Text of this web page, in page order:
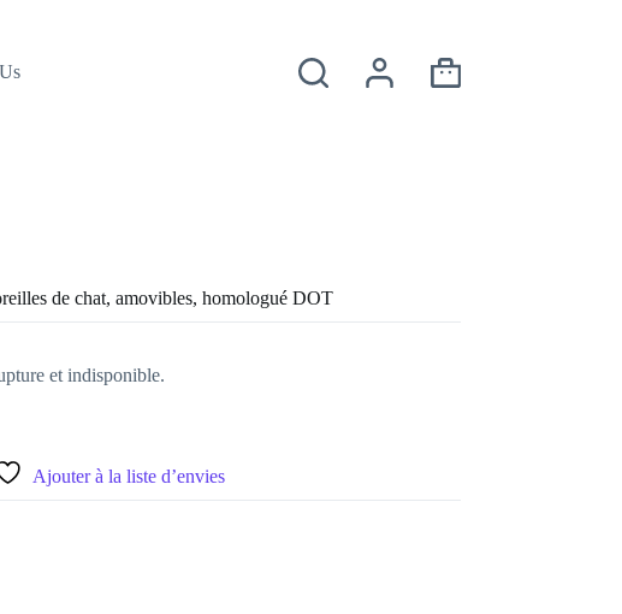
Panier
de chat, amovibles, homologué DOT
et indisponible.
Ajouter à la liste d’envies